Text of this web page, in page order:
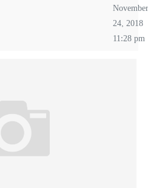
November
24, 2018
11:28 pm